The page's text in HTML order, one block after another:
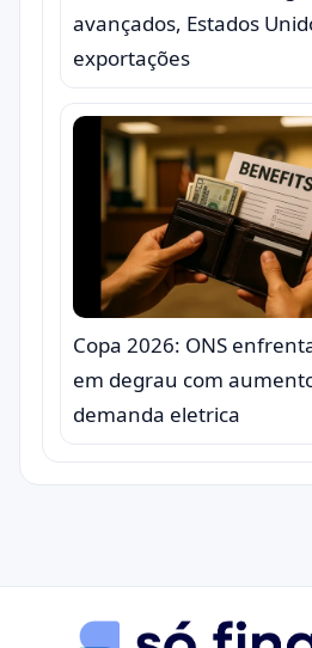
avançados, Estados
exportações
Copa 2026: ONS
em degrau com
demanda eletrica